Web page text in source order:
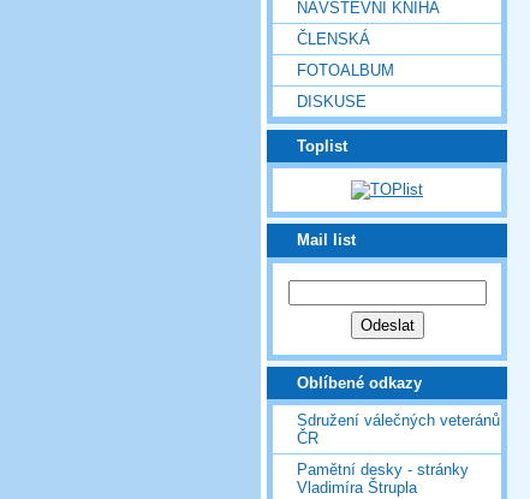
NÁVŠTĚVNÍ KNIHA
ČLENSKÁ
FOTOALBUM
DISKUSE
Toplist
Mail list
Oblíbené odkazy
Sdružení válečných veteránů
ČR
Pamětní desky - stránky
Vladimíra Štrupla